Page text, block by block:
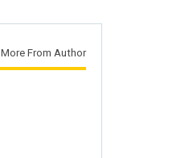
More From Author